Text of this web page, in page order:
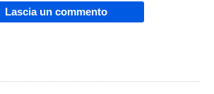
Lascia un commento